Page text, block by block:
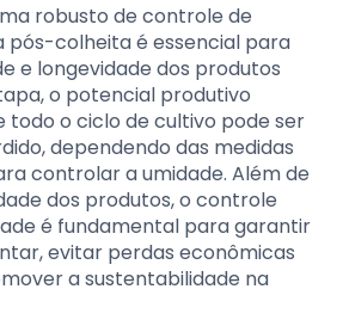
robusto de controle de
pós-colheita é essencial para
e longevidade dos produtos
o potencial produtivo
todo o ciclo de cultivo pode ser
dependendo das medidas
controlar a umidade. Além de
dos produtos, o controle
é fundamental para garantir
evitar perdas econômicas
a sustentabilidade na